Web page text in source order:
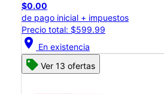
$0.00
de pago inicial + impuestos
Precio total: $599.99
location_on En existencia
Ver 13 ofertas